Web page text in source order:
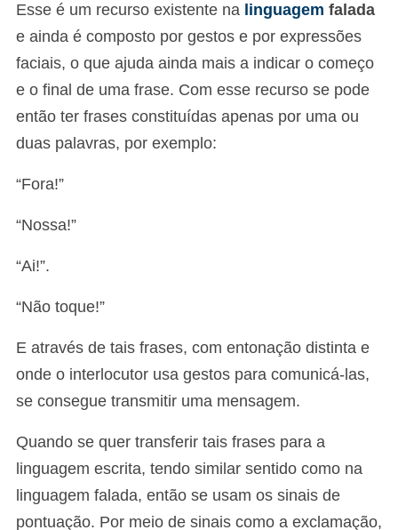
Esse é um recurso existente na linguagem falada
e ainda é composto por gestos e por expressões
faciais, o que ajuda ainda mais a indicar o começo
e o final de uma frase. Com esse recurso se pode
então ter frases constituídas apenas por uma ou
duas palavras, por exemplo:
“Fora!”
“Nossa!”
“Ai!”.
“Não toque!”
E através de tais frases, com entonação distinta e
onde o interlocutor usa gestos para comunicá-las,
se consegue transmitir uma mensagem.
Quando se quer transferir tais frases para a
linguagem escrita, tendo similar sentido como na
linguagem falada, então se usam os sinais de
pontuação. Por meio de sinais como a exclamação,